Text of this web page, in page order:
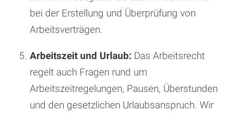
bei der Erstellung und Überprüfung von
Arbeitsverträgen.
Arbeitszeit und Urlaub: Das Arbeitsrecht
regelt auch Fragen rund um
Arbeitszeitregelungen, Pausen, Überstunden
und den gesetzlichen Urlaubsanspruch. Wir